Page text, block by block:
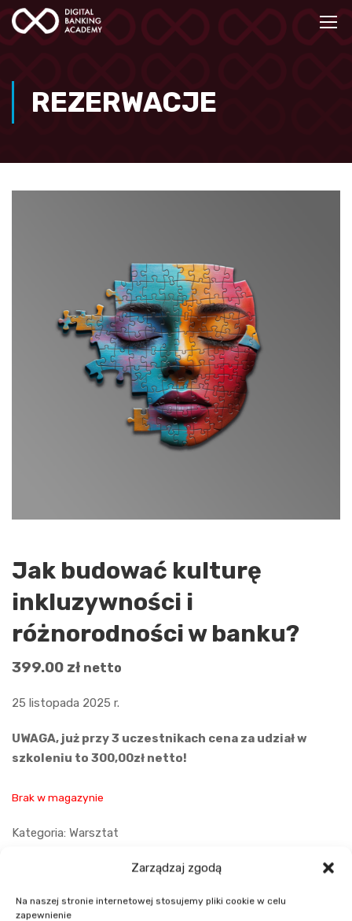
Zarządzaj zgodą
Na naszej stronie internetowej stosujemy pliki cookie w celu
zapewnienie
REZERWACJE
Jak budować kulturę
inkluzywności i
różnorodności w banku?
399.00 zł netto
25 listopada 2025 r.
UWAGA, już przy 3 uczestnikach cena za udział w
szkoleniu to 300,00zł netto!
Brak w magazynie
Kategoria: Warsztat
Opis Agenda